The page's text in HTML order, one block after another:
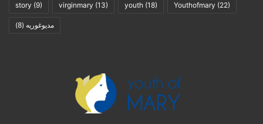
story (9) virginmary (13) youth (18) Youthofmary (22)
مديوغوريه (8)